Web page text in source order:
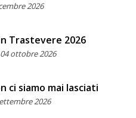
2026
Trastevere 2026
ottobre 2026
ci siamo mai lasciati
2026